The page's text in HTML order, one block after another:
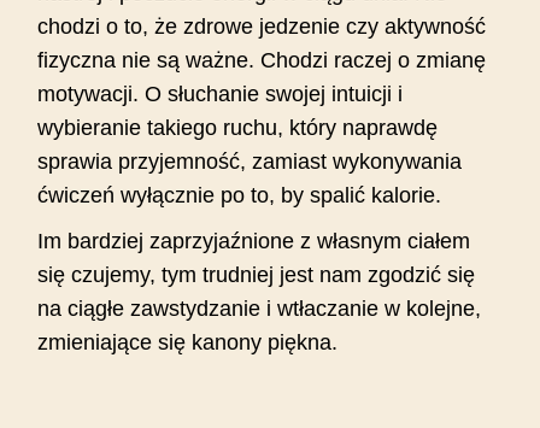
chodzi o to, że zdrowe jedzenie czy aktywność
fizyczna nie są ważne. Chodzi raczej o zmianę
motywacji. O słuchanie swojej intuicji i
wybieranie takiego ruchu, który naprawdę
sprawia przyjemność, zamiast wykonywania
ćwiczeń wyłącznie po to, by spalić kalorie.
Im bardziej zaprzyjaźnione z własnym ciałem
się czujemy, tym trudniej jest nam zgodzić się
na ciągłe zawstydzanie i wtłaczanie w kolejne,
zmieniające się kanony piękna.